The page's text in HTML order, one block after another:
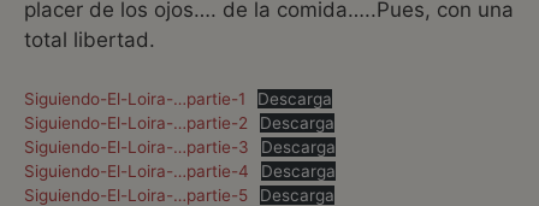
placer de los ojos…. de la comida…..Pues, con una
total libertad.
Siguiendo-El-Loira-…partie-1
Descarga
Siguiendo-El-Loira-…partie-2
Descarga
Siguiendo-El-Loira-…partie-3
Descarga
Siguiendo-El-Loira-…partie-4
Descarga
Siguiendo-El-Loira-…partie-5
Descarga